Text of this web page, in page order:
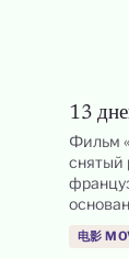
13
Фильм
снятый
电影